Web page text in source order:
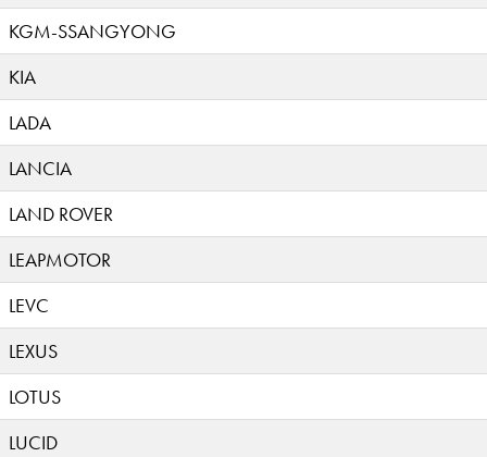
KGM-SSANGYONG
KIA
LADA
LANCIA
LAND ROVER
LEAPMOTOR
LEVC
LEXUS
LOTUS
LUCID